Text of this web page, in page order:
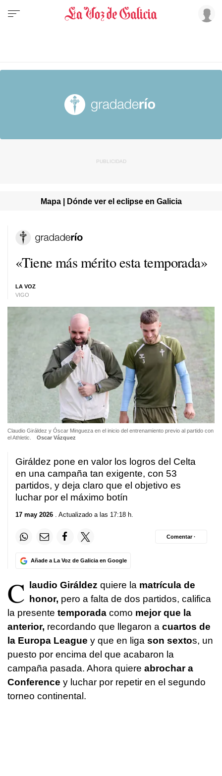
Mapa | Dónde ver el eclipse en Galicia
«Tiene más mérito esta temporada»
LA VOZ
VIGO
Claudio Giráldez y Óscar Mingueza en el inicio del entrenamiento previo al partido con
el Athletic.
Oscar Vázquez
Giráldez pone en valor los logros del Celta
en una campaña tan exigente, con 53
partidos, y deja claro que el objetivo es
luchar por el máximo botín
17 may 2026 . Actualizado a las 17:18 h.
Añade a La Voz de Galicia en Google
Comentar ·
C laudio Giráldez quiere la matrícula de
honor, pero a falta de dos partidos, califica
la presente temporada como mejor que la
anterior, recordando que llegaron a cuartos de
la Europa League y que en liga son sextos, un
puesto por encima del que acabaron la
campaña pasada. Ahora quiere abrochar a
Conference y luchar por repetir en el segundo
torneo continental.